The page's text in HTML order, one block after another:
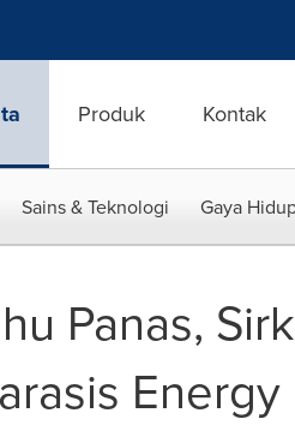
Produk Kontak
Sains & Teknologi Gaya
Panas,